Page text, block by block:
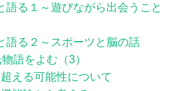
る１～遊びながら出会うこと
語る２～スポーツと脳の話
語をよむ（3）
える可能性について